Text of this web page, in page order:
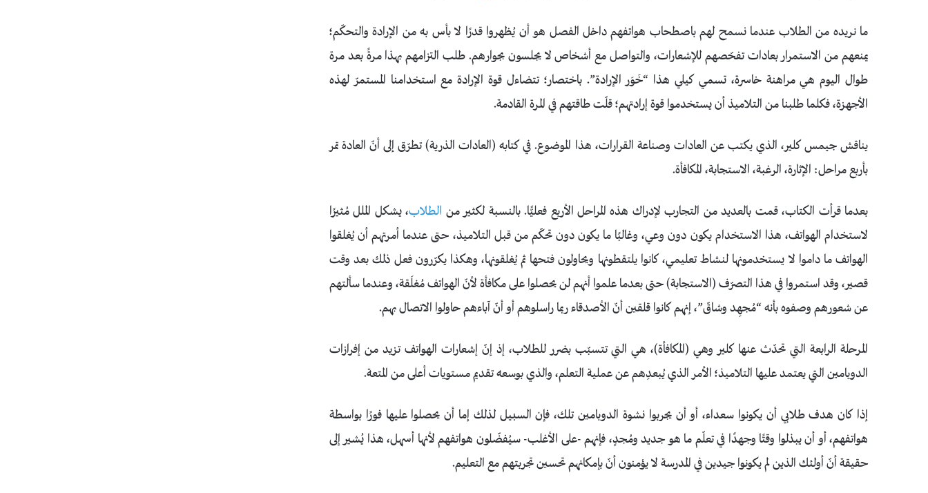
ما نريده من الطلاب عندما نسمح لهم باصطحاب هواتفهم داخل الفصل هو أن يُظهروا قدرًا لا بأس به من الإرادة والتحكّم؛
يمنعهم من الاستمرار بعادات تفحّصهم للإشعارات، والتواصل مع أشخاص لا يجلسون بجوارهم. طلب التزامهم بهذا مرةً بعد مرة
طوال اليوم هي مراهنة خاسرة، تسمي كيلي هذا “خَوَر الإرادة”. باختصار؛ تتضاءل قوة الإرادة مع استخدامنا المستمرّ لهذه
الأجهزة، فكلما طلبنا من التلاميذ أن يستخدموا قوة إرادتهم؛ قلّت طاقتهم في المرة القادمة.
يناقش جيمس كلير، الذي يكتب عن العادات وصناعة القرارات، هذا الموضوع. في كتابه (العادات الذرية) تطرّق إلى أنّ العادة تمر
بأربع مراحل: الإثارة، الرغبة، الاستجابة، المكافأة.
بعدما قرأت الكتاب، قمت بالعديد من التجارب لإدراك هذه المراحل الأربع فعليًّا. بالنسبة لكثير من الطلاب، يشكل الملل مُثيرًا
لاستخدام الهواتف، هذا الاستخدام يكون دون وعي، وغالبًا ما يكون دون تحكّم من قبل التلاميذ، حتى عندما أمرتهم أن يُغلقوا
الهواتف ما داموا لا يستخدمونها لنشاط تعليمي، كانوا يلتقطونها ويحاولون فتحها ثم يُغلقونها، وهكذا يكرّرون فعل ذلك بعد وقت
قصير، وقد استمروا في هذا التصرّف (الاستجابة) حتى بعدما علموا أنهم لن يحصلوا على مكافأة لأنّ الهواتف مُغلَقة، وعندما سألتهم
عن شعورهم وصفوه بأنه “مُجهِد وشاقّ”، إنهم كانوا قلقين أنّ الأصدقاء ربما راسلوهم أو أنّ آباءهم حاولوا الاتصال بهم.
المرحلة الرابعة التي تحدّث عنها كلير وهي (المكافأة)، هي التي تتسبّب بضرر للطلاب، إذ إنّ إشعارات الهواتف تزيد من إفرازات
الدوبامين التي يعتمد عليها التلاميذ؛ الأمر الذي يُبعدِهم عن عملية التعلم، والذي بوسعه تقديم مستويات أعلى من المتعة.
إذا كان هدف طلابي أن يكونوا سعداء، أو أن يجربوا نشوة الدوبامين تلك، فإن السبيل لذلك إما أن يحصلوا عليها فورًا بواسطة
هواتفهم، أو أن يبذلوا وقتًا وجهدًا في تعلّم ما هو جديد ومُجدٍ، فإنهم -على الأغلب- سيُفضّلون هواتفهم لأنها أسهل، هذا يُشير إلى
حقيقة أنّ أولئك الذين لم يكونوا جيدين في المدرسة لا يؤمنون أنّ بإمكانهم تحسين تجربتهم مع التعليم.